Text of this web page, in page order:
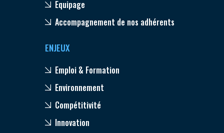
Equipage
Accompagnement de nos adhérents
ENJEUX
Emploi & Formation
Environnement
Compétitivité
Innovation